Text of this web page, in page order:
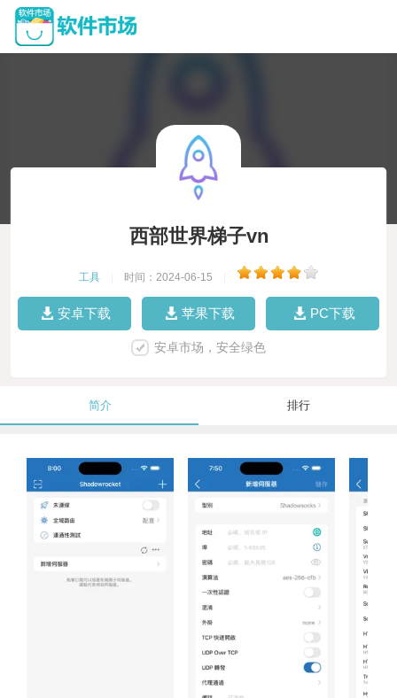
西部世界梯子vn
工具 时间：2024-06-15
安卓下载 苹果下载 PC下载
安卓市场，安全绿色
简介 排行